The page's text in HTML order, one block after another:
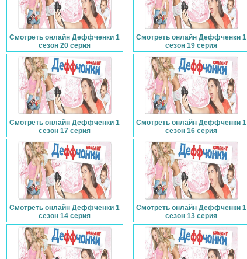
Смотреть онлайн Деффченки 1
сезон 20 серия
Смотреть онлайн Деффченки 1
сезон 19 серия
Смотреть онлайн Деффченки 1
сезон 17 серия
Смотреть онлайн Деффченки 1
сезон 16 серия
Смотреть онлайн Деффченки 1
сезон 14 серия
Смотреть онлайн Деффченки 1
сезон 13 серия